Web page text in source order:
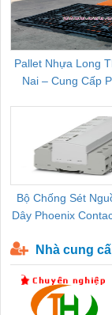
Pallet Nhựa Long
Nai – Cung Cấp
Bộ Chống Sét
Dây Phoenix
Nhà cung